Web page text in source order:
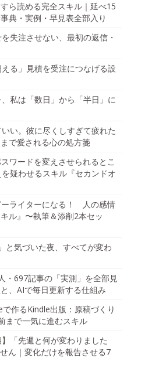
ら読める完全スキル｜延べ15
典・実例・早見表全部入り
失注させない、最初の返信・
える」見積を受注につなげる設
私は「数日」から「半日」に
い。彼に尽くしすぎて疲れた
で愛される心の処方箋
ワードを変えさせられるとこ
疑わせるスキル『セカンドオ
ーライターになる！ 人の感情
ル』〜執筆＆添削2本セッ
と気づいた夜、すべてが変わ
・697記事の「実測」を全部見
、AIで毎日更新する仕組み
で作るKindle出版：原稿づくり
まで一気に進むスキル
】「先週と何が変わりました
ん｜変化だけを報告させる7